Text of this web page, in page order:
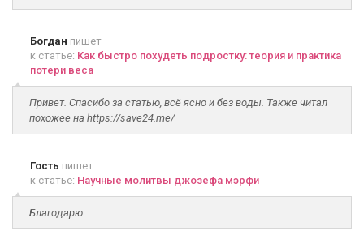
Богдан пишет
к статье: Как быстро похудеть подростку: теория и практика
потери веса
Привет. Спасибо за статью, всё ясно и без воды. Также читал
похожее на https://save24.me/
Гость пишет
к статье: Научные молитвы джозефа мэрфи
Благодарю